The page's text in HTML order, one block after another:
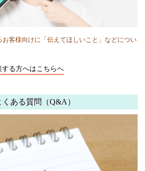
客様向けに「伝えてほしいこと」などについ
る方へはこちらへ
くある質問（Q&A）